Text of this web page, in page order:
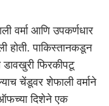
वर्मा आणि उपकर्णधार
होती. पाकिस्तानकडून
डावखुरी फिरकीपटू
चेंडूवर शेफाली वर्माने
दिशेने एक